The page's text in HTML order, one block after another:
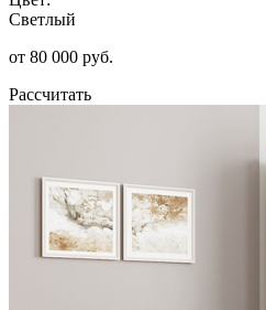
Светлый
от 80 000 руб.
Рассчитать